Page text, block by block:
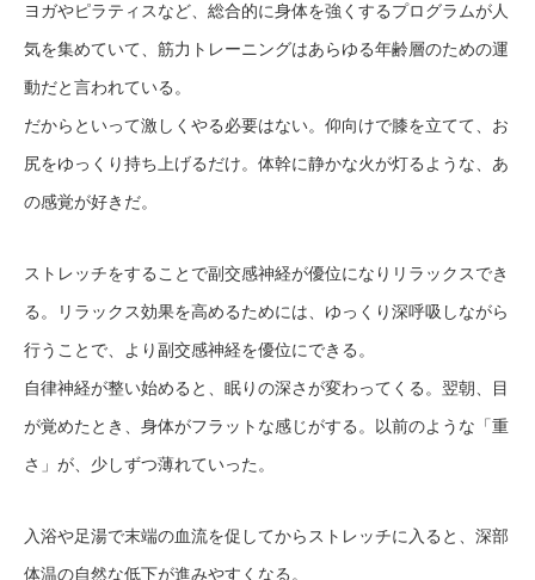
ヨガやピラティスなど、総合的に身体を強くするプログラムが人
気を集めていて、筋力トレーニングはあらゆる年齢層のための運
動だと言われている。
だからといって激しくやる必要はない。仰向けで膝を立てて、お
尻をゆっくり持ち上げるだけ。体幹に静かな火が灯るような、あ
の感覚が好きだ。
ストレッチをすることで副交感神経が優位になりリラックスでき
る。リラックス効果を高めるためには、ゆっくり深呼吸しながら
行うことで、より副交感神経を優位にできる。
自律神経が整い始めると、眠りの深さが変わってくる。翌朝、目
が覚めたとき、身体がフラットな感じがする。以前のような「重
さ」が、少しずつ薄れていった。
入浴や足湯で末端の血流を促してからストレッチに入ると、深部
体温の自然な低下が進みやすくなる。